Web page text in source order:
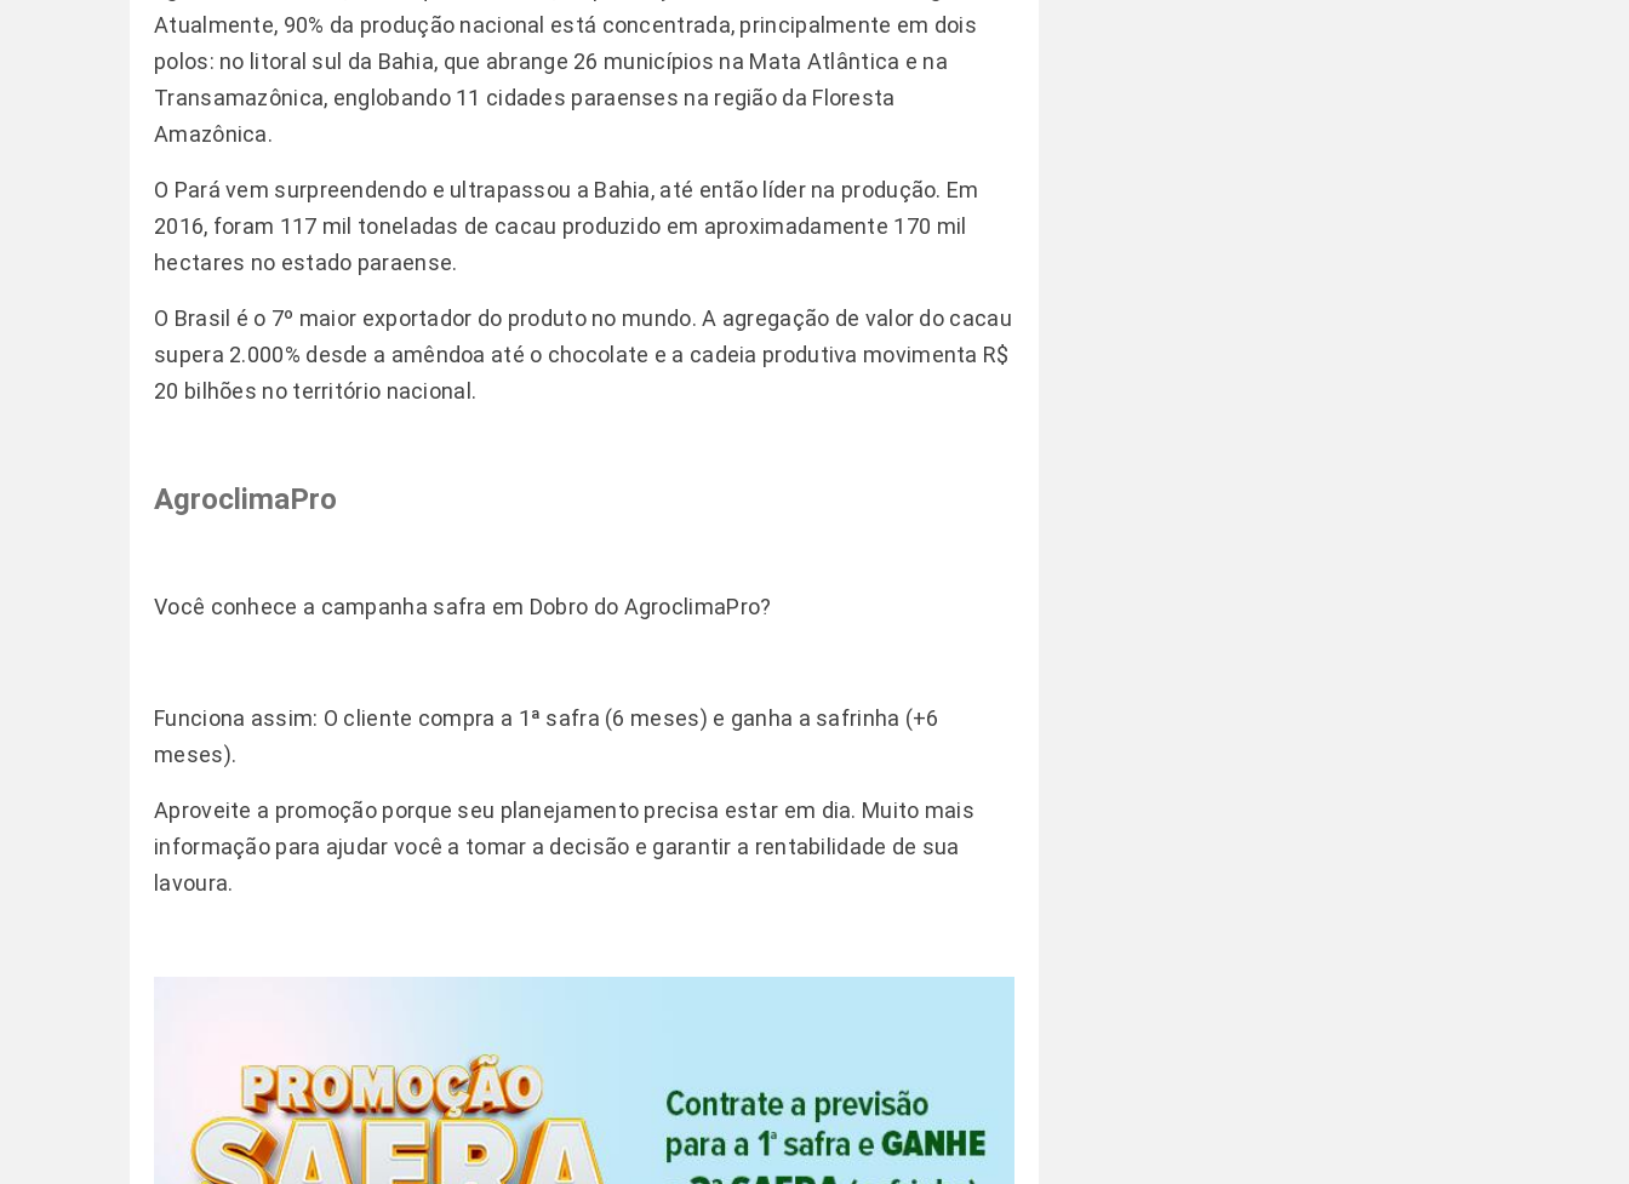
Atualmente, 90% da produção nacional está concentrada, principalmente em dois
polos: no litoral sul da Bahia, que abrange 26 municípios na Mata Atlântica e na
Transamazônica, englobando 11 cidades paraenses na região da Floresta
Amazônica.
O Pará vem surpreendendo e ultrapassou a Bahia, até então líder na produção. Em
2016, foram 117 mil toneladas de cacau produzido em aproximadamente 170 mil
hectares no estado paraense.
O Brasil é o 7º maior exportador do produto no mundo. A agregação de valor do cacau
supera 2.000% desde a amêndoa até o chocolate e a cadeia produtiva movimenta R$
20 bilhões no território nacional.
AgroclimaPro
Você conhece a campanha safra em Dobro do AgroclimaPro?
Funciona assim: O cliente compra a 1ª safra (6 meses) e ganha a safrinha (+6
meses).
Aproveite a promoção porque seu planejamento precisa estar em dia. Muito mais
informação para ajudar você a tomar a decisão e garantir a rentabilidade de sua
lavoura.